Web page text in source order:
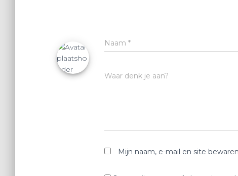
Naam *
Waar denk je aan?
Mijn naam, e-mail en site